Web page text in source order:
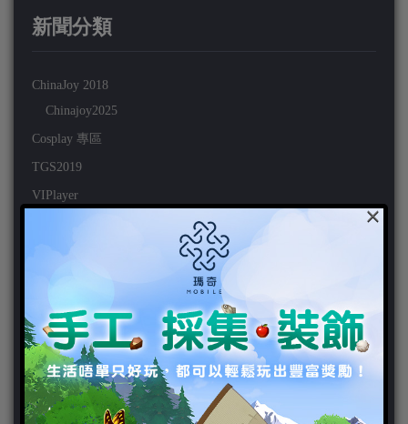
新聞分類
ChinaJoy 2018
Chinajoy2025
Cosplay 專區
TGS2019
VIPlayer
天堂2:革命 攻略
好康活動
官方虛寶
家用遊戲
3DS
PC
×